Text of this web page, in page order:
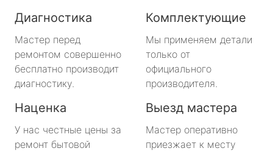
Диагностика
Мастер перед
ремонтом совершенно
бесплатно производит
диагностику.
Комплектующие
Мы применяем детали
только от
официального
производителя.
Наценка
У нас честные цены за
ремонт бытовой
Выезд мастера
Мастер оперативно
приезжает к месту